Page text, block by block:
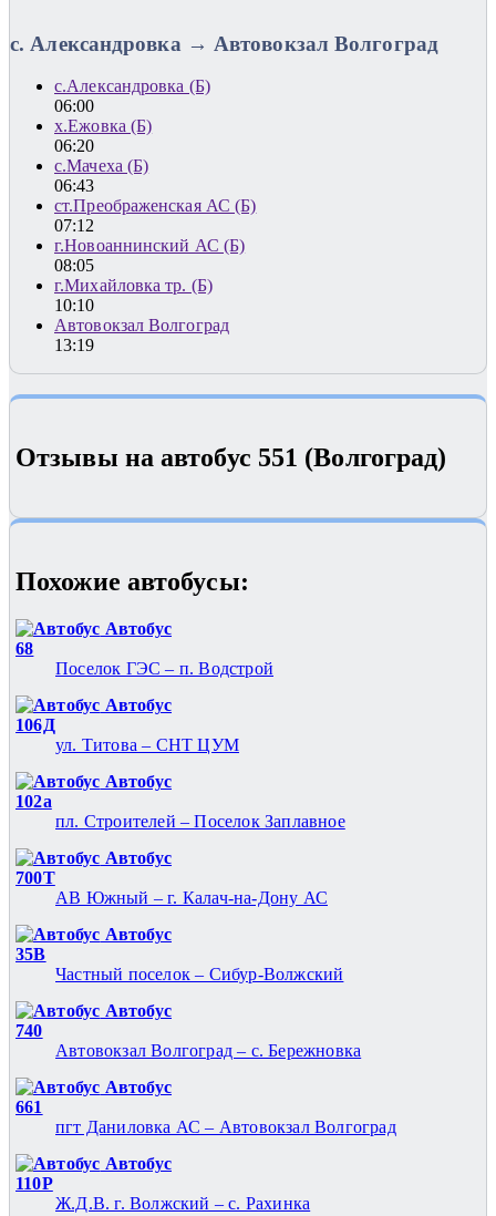
с. Александровка → Автовокзал Волгоград
с.Александровка (Б)
06:00
х.Ежовка (Б)
06:20
с.Мачеха (Б)
06:43
ст.Преображенская АС (Б)
07:12
г.Новоаннинский АС (Б)
08:05
г.Михайловка тр. (Б)
10:10
Автовокзал Волгоград
13:19
Отзывы на автобус 551 (Волгоград)
Похожие автобуcы:
Автобус
68
Поселок ГЭС – п. Водстрой
Автобус
106Д
ул. Титова – СНТ ЦУМ
Автобус
102а
пл. Строителей – Поселок Заплавное
Автобус
700Т
АВ Южный – г. Калач-на-Дону АС
Автобус
35В
Частный поселок – Сибур-Волжский
Автобус
740
Автовокзал Волгоград – с. Бережновка
Автобус
661
пгт Даниловка АС – Автовокзал Волгоград
Автобус
110Р
Ж.Д.В. г. Волжский – с. Рахинка